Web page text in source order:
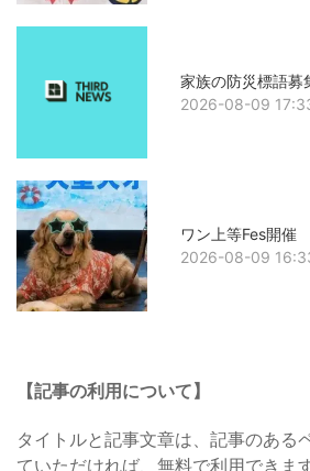
家族の防災標語募
2026-08-09
ワン上等Fes開催
2026-08-09
【記事の利用について】
タイトルと記事文章は、記事のある
ていただければ、無料で利用できます